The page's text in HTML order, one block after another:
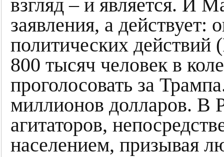
взгляд – и является. И
заявления, а действует:
политических действий
800 тысяч человек в
проголосовать за
миллионов долларов. В
агитаторов,
населением, призывая